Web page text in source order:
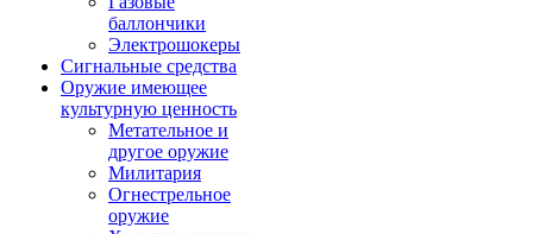
баллончики
Электрошокеры
Сигнальные средства
Оружие имеющее
культурную ценность
Метательное и
другое оружие
Милитария
Огнестрельное
оружие